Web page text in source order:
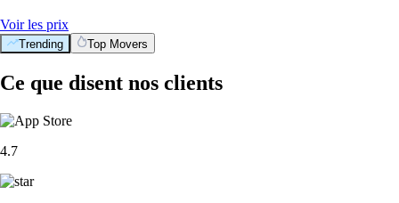
Voir les prix
Trending Top Movers
Ce que disent nos clients
4.7